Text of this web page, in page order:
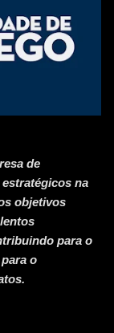
de
na
objetivos
para o
o